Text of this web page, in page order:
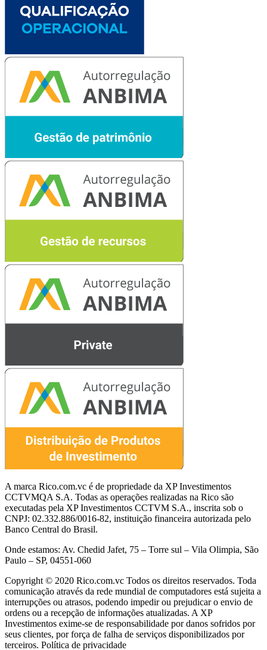
A marca Rico.com.vc é de propriedade da XP Investimentos
CCTVMQA S.A. Todas as operações realizadas na Rico são
executadas pela XP Investimentos CCTVM S.A., inscrita sob o
CNPJ: 02.332.886/0016-82, instituição financeira autorizada pelo
Banco Central do Brasil.
Onde estamos: Av. Chedid Jafet, 75 – Torre sul – Vila Olimpia, São
Paulo – SP, 04551-060
Copyright © 2020 Rico.com.vc Todos os direitos reservados. Toda
comunicação através da rede mundial de computadores está sujeita a
interrupções ou atrasos, podendo impedir ou prejudicar o envio de
ordens ou a recepção de informações atualizadas. A XP
Investimentos exime-se de responsabilidade por danos sofridos por
seus clientes, por força de falha de serviços disponibilizados por
terceiros. Política de privacidade